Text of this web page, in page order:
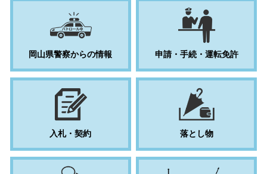
岡山県警察からの情報 申請・手続・運転免許
入札・契約 落とし物